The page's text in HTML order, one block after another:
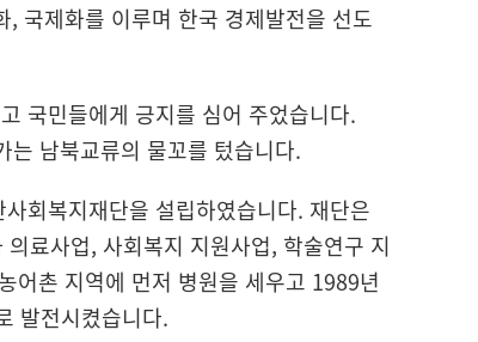
국제화를 이루며 한국 경제발전을 선도
국민들에게 긍지를 심어 주었습니다.
남북교류의 물꼬를 텄습니다.
회복지재단을 설립하였습니다. 재단은
료사업, 사회복지 지원사업, 학술연구 지
어촌 지역에 먼저 병원을 세우고 1989년
발전시켰습니다.